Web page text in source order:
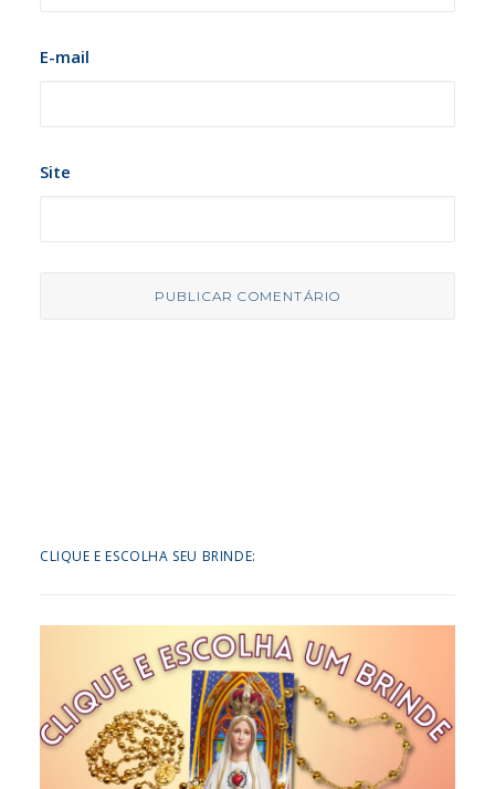
E-mail
Site
CLIQUE E ESCOLHA SEU BRINDE: